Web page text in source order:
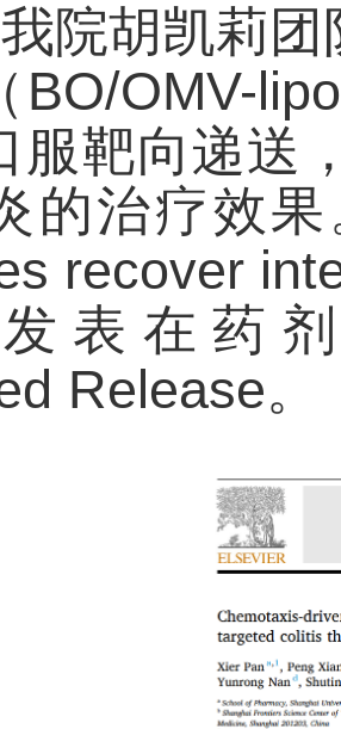
院胡凯莉
BO/OMV-
服靶向递送
的治疗效果
recover
发表在药
Release。